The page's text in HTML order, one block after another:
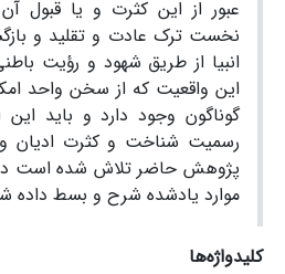
عبور از این کثرت و یا قبول آن
نخست ترک عادت و تقلید و
انبیا از طریق شهود و رؤیت
این واقعیت که از سخن واحد
گوناگون وجود دارد و باید این
رسمیت شناخت و کثرت ادیان و
پژوهش حاضر تلاش شده است
موارد یادشده شرح و بسط داده
کلیدواژه‌ها